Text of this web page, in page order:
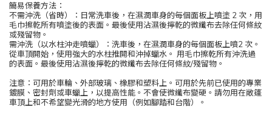
簡易保養方法：
不需沖洗（省時）：日常洗車後，在濕潤車身的每個面板上噴塗 2 次，用
毛巾擦乾所有噴塗後的表面。最後使用沾濕後擰乾的微纖布去除任何條紋
或殘留物。
需沖洗（以水柱沖走噴蠟）：洗車後，在濕潤車身的每個面板上噴2 次。
從車頂開始，使用強大的水柱推開和沖掉蠟水。 用毛巾擦乾所有沖洗過
的表面。最後使用沾濕後擰乾的微纖布去除任何條紋/殘留物。
注意：可用於車輪、外部玻璃、橡膠和塑料上。可用於先前已使用的專業
鍍膜、密封劑或車蠟上，以提高性能。不會使微纖布變硬。請勿用在敞篷
車頂上和不希望變光滑的地方使用（例如腳踏和台階）。